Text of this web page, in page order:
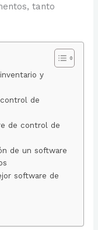
tanto
y
de
de control de
de un software
software de